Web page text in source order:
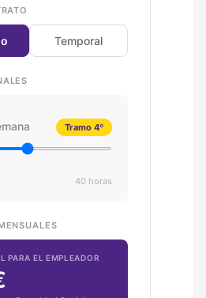
Temporal
Tramo 4º
40 horas
PARA EL EMPLEADOR